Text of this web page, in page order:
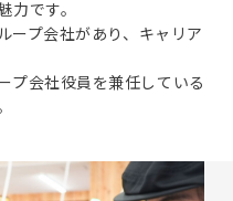
力です。
ープ会社があり、キャリア
プ会社役員を兼任している